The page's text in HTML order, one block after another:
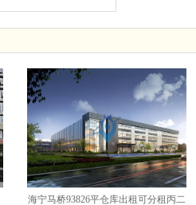
海宁马桥93826平仓库出租可分租丙二